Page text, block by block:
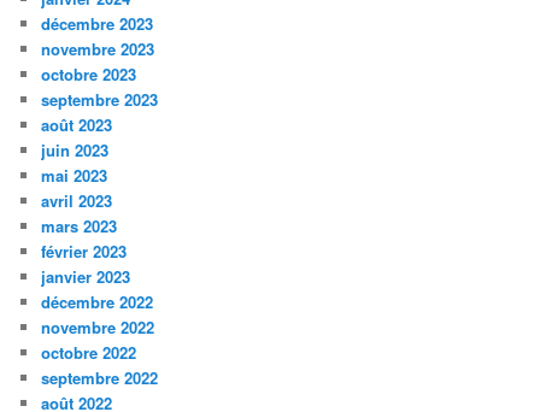
décembre 2023
novembre 2023
octobre 2023
septembre 2023
août 2023
juin 2023
mai 2023
avril 2023
mars 2023
février 2023
janvier 2023
décembre 2022
novembre 2022
octobre 2022
septembre 2022
août 2022